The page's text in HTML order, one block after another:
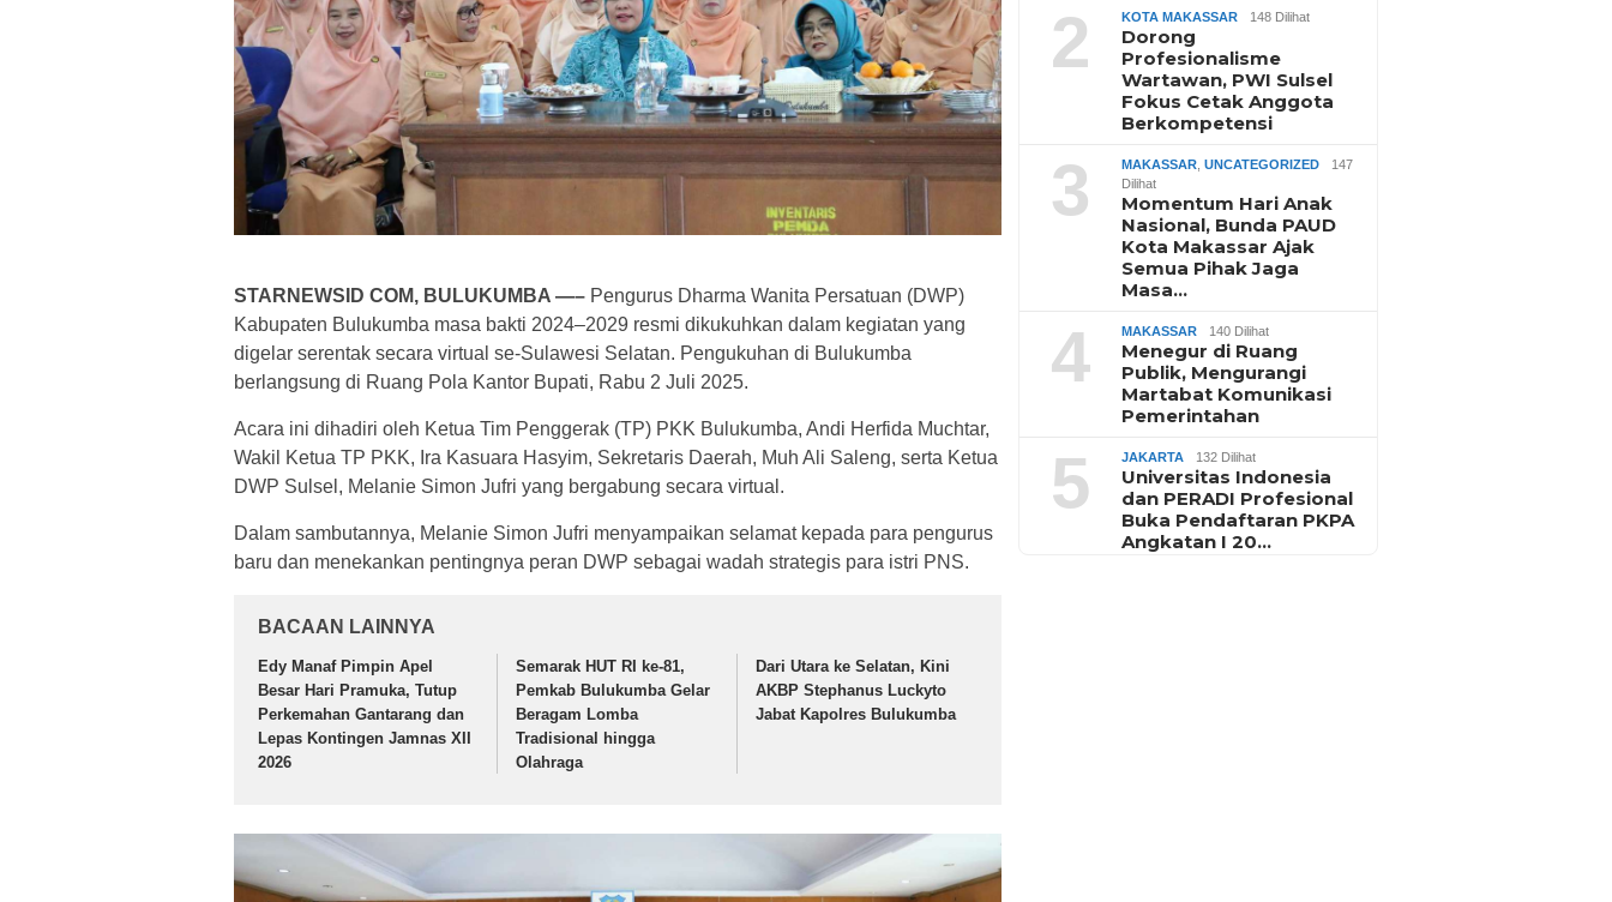
STARNEWSID COM, BULUKUMBA —– Pengurus Dharma Wanita Persatuan (DWP)
Kabupaten Bulukumba masa bakti 2024–2029 resmi dikukuhkan dalam kegiatan yang
digelar serentak secara virtual se-Sulawesi Selatan. Pengukuhan di Bulukumba
berlangsung di Ruang Pola Kantor Bupati, Rabu 2 Juli 2025.
Acara ini dihadiri oleh Ketua Tim Penggerak (TP) PKK Bulukumba, Andi Herfida Muchtar,
Wakil Ketua TP PKK, Ira Kasuara Hasyim, Sekretaris Daerah, Muh Ali Saleng, serta Ketua
DWP Sulsel, Melanie Simon Jufri yang bergabung secara virtual.
Dalam sambutannya, Melanie Simon Jufri menyampaikan selamat kepada para pengurus
baru dan menekankan pentingnya peran DWP sebagai wadah strategis para istri PNS.
BACAAN LAINNYA
Edy Manaf Pimpin Apel
Besar Hari Pramuka, Tutup
Perkemahan Gantarang dan
Lepas Kontingen Jamnas XII
2026
Semarak HUT RI ke-81,
Pemkab Bulukumba Gelar
Beragam Lomba
Tradisional hingga
Olahraga
Dari Utara ke Selatan, Kini
AKBP Stephanus Luckyto
Jabat Kapolres Bulukumba
2 KOTA MAKASSAR 148 Dilihat
Dorong
Profesionalisme
Wartawan, PWI Sulsel
Fokus Cetak Anggota
Berkompetensi
3 MAKASSAR ,UNCATEGORIZED
147
Dilihat
Momentum Hari Anak
Nasional, Bunda PAUD
Kota Makassar Ajak
Semua Pihak Jaga
Masa…
4 MAKASSAR 140 Dilihat
Menegur di Ruang
Publik, Mengurangi
Martabat Komunikasi
Pemerintahan
5 JAKARTA 132 Dilihat
Universitas Indonesia
dan PERADI Profesional
Buka Pendaftaran PKPA
Angkatan I 20…